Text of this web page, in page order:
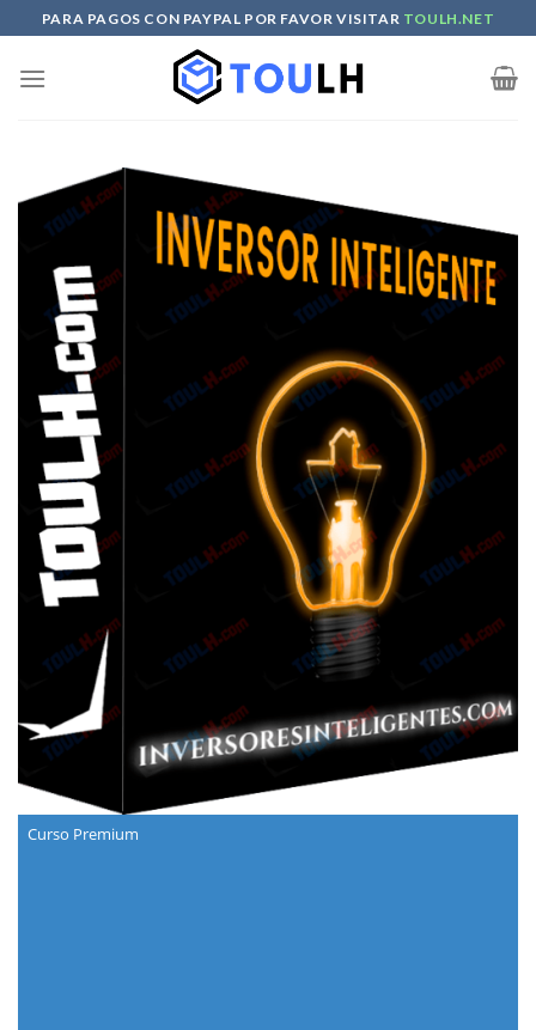
to
content
PARA PAGOS CON PAYPAL POR FAVOR VISITAR TOULH.NET
Curso Premium